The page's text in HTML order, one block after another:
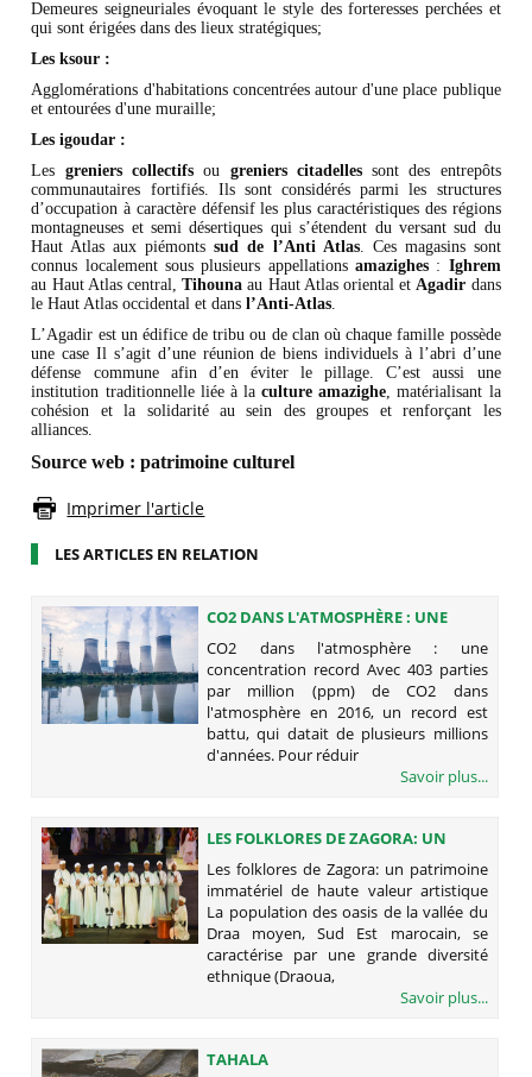
Demeures seigneuriales évoquant le style des forteresses perchées et
qui sont érigées dans des lieux stratégiques;
Les ksour :
Agglomérations d'habitations concentrées autour d'une place publique
et entourées d'une muraille;
Les igoudar :
Les greniers collectifsou greniers citadellessont des entrepôts
communautaires fortifiés. Ils sont considérés parmi les structures
d’occupation à caractère défensif les plus caractéristiques des régions
montagneuses et semi désertiques qui s’étendent du versant sud du
Haut Atlas aux piémontssud de l’Anti Atlas. Ces magasins sont
connus localement sous plusieurs appellations amazighes: Ighrem
au Haut Atlas central,Tihouna au Haut Atlas oriental etAgadir dans
le Haut Atlas occidental et dansl’Anti-Atlas.
L’Agadir est un édifice de tribu ou de clan où chaque famille possède
une case Il s’agit d’une réunion de biens individuels à l’abri d’une
défense commune afin d’en éviter le pillage. C’est aussi une
institution traditionnelle liée à laculture amazighe, matérialisant la
cohésion et la solidarité au sein des groupes et renforçant les
alliances.
Source web : patrimoine culturel
Imprimer l'article
LES ARTICLES EN RELATION
CO2 DANS L'ATMOSPHÈRE : UNE
CONCENTRATION RECORD
CO2 dans l'atmosphère : une
concentration record Avec 403 parties
par million (ppm) de CO2 dans
l'atmosphère en 2016, un record est
battu, qui datait de plusieurs millions
d'années. Pour réduir
Savoir plus...
LES FOLKLORES DE ZAGORA: UN
PATRIMOINE IMMATÉRIEL DE HAUTE
VALEUR ARTISTIQUE
Les folklores de Zagora: un patrimoine
immatériel de haute valeur artistique
La population des oasis de la vallée du
Draa moyen, Sud Est marocain, se
caractérise par une grande diversité
ethnique (Draoua,
Savoir plus...
TAHALA